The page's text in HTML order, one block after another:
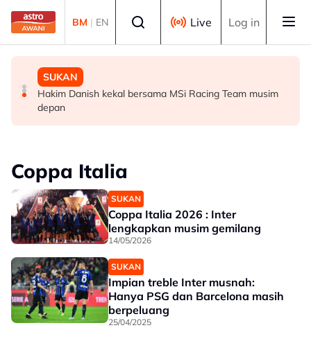
Skip to main content
BM | EN Live Log in
SUKAN
Aliff Rakib hadiah rumah RM1 juta kepada ibu bapa
DUNIA
Syarikat Minyak Nasional Abu Dhabi terkena serangan
peluru berpandu di Selat Hormuz
SUKAN
Hakim Danish kekal bersama MSi Racing Team musim
depan
Coppa Italia
SUKAN
Coppa Italia 2026 : Inter
lengkapkan musim gemilang
14/05/2026
SUKAN
Impian treble Inter musnah:
Hanya PSG dan Barcelona masih
berpeluang
25/04/2025